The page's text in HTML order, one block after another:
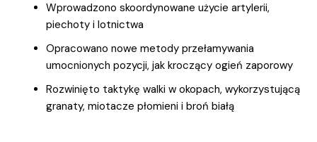
Wprowadzono skoordynowane użycie artylerii,
piechoty i lotnictwa
Opracowano nowe metody przełamywania
umocnionych pozycji, jak kroczący ogień zaporowy
Rozwinięto taktykę walki w okopach, wykorzystującą
granaty, miotacze płomieni i broń białą